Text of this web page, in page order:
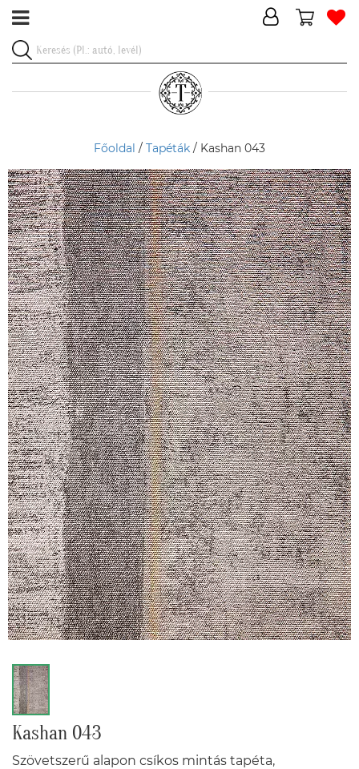
Főoldal / Tapéták / Kashan 043
Kashan 043
Szövetszerű alapon csíkos mintás tapéta,